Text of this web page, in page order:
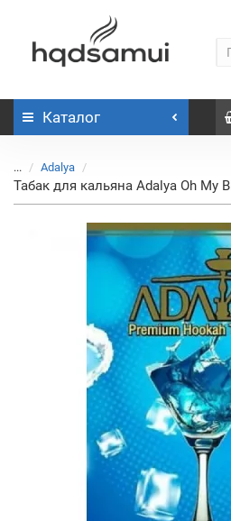
Каталог
... Adalya
Табак для кальяна Adalya Oh My